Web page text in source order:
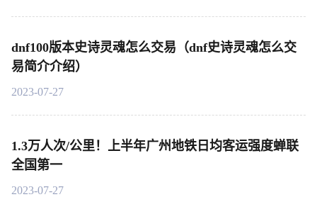
dnf100版本史诗灵魂怎么交易（dnf史诗灵魂怎么交
易简介介绍）
2023-07-27
1.3万人次/公里！上半年广州地铁日均客运强度蝉联
全国第一
2023-07-27